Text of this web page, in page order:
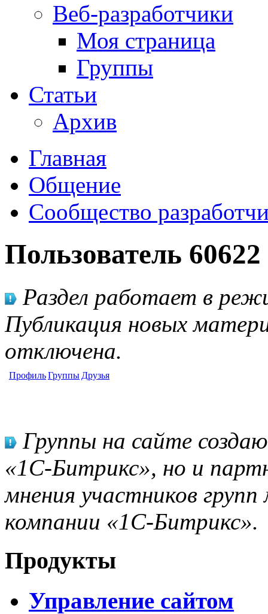
Веб-разработчики
Моя страница
Группы
Статьи
Архив
Главная
Общение
Сообщество
Пользователь 60622
Раздел работает в
Публикация новых
отключена.
ПрофильГруппы Друзья
Группы на сайте
«1С-Битрикс», но и
мнения участников
компании «1С-Битрикс».
Продукты
Управление сайтом